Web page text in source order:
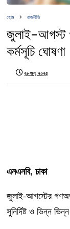
হোম রাজনীতি
জুলাই-আগস্ট
কর্মসূচি ঘোষণা
২৮ জুন, ২০২৫
এনএনবি, ঢাকা
জুলাই-আগস্টের
সুনির্দিষ্ট ও ভিন্ন